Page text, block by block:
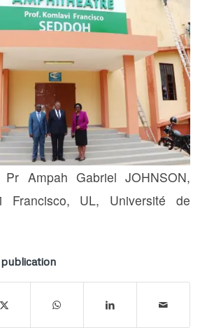
Pr Ampah Gabriel JOHNSON,
Francisco, UL, Université de